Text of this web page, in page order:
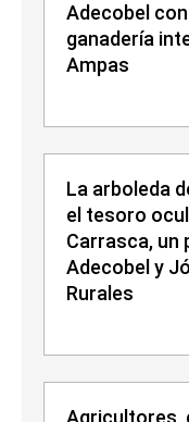
Adecobel
ganadería
Ampas
La arboleda
el tesoro
Carrasca, un
Adecobel y
Rurales
Agricultores,